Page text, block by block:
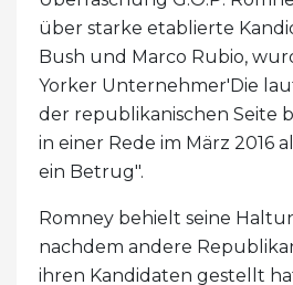
über starke etablierte
Bush und Marco Rubio,
Yorker Unternehmer'Die
der republikanischen Seite
in einer Rede im März 2016
ein Betrug".
Romney behielt seine
nachdem andere
ihren Kandidaten gestellt